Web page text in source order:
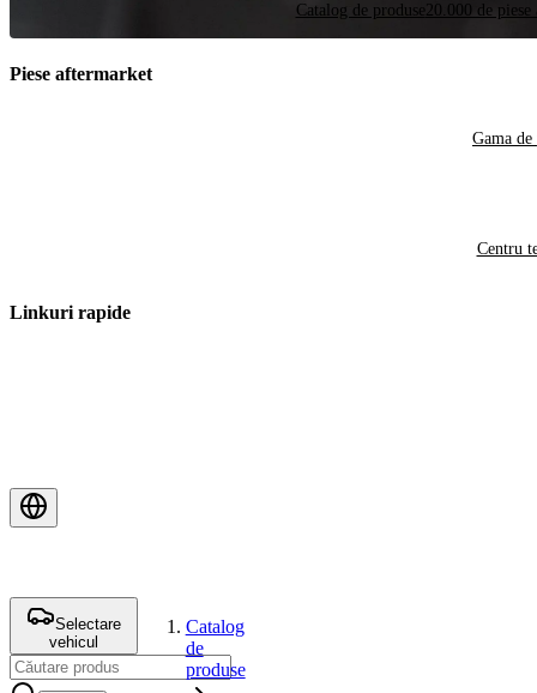
Catalog de produse 20.000 de
Piese aftermarket
Gama de
Centru
Linkuri rapide
Selectare
vehicul
Catalog
de
produse